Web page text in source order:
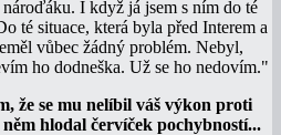
I když já jsem s ním do té
té situace, která byla před Interem a
vůbec žádný problém. Nebyl,
ho dodneška. Už se ho nedovím."
že se mu nelíbil váš výkon proti
hlodal červíček pochybností...